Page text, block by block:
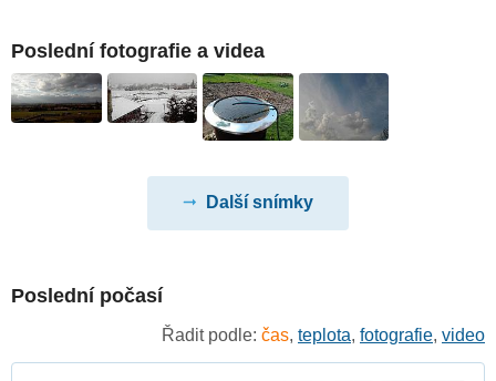
Poslední fotografie a videa
Další snímky
Poslední počasí
Řadit podle: čas, teplota, fotografie, video